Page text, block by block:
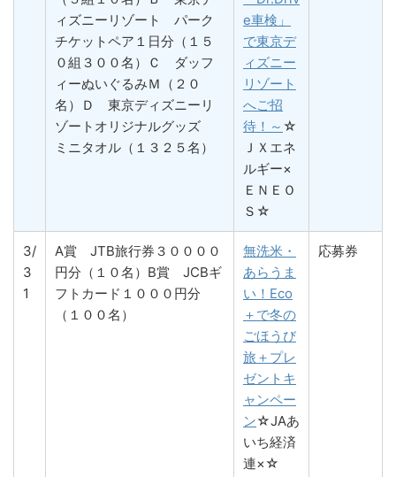
ィズニーリゾート パーク
チケットペア１日分（１５
０組３００名）Ｃ ダッフ
ィーぬいぐるみＭ（２０
名）Ｄ 東京ディズニーリ
ゾートオリジナルグッズ
ミニタオル（１３２５名）
e車検」
で東京デ
ィズニー
リゾート
へご招
待！～ ☆
ＪＸエネ
ルギー×
ＥＮＥＯ
Ｓ☆
3/
3
1
A賞 JTB旅行券３００００
円分（１０名）B賞 JCBギ
フトカード１０００円分
（１００名）
無洗米・
あらうま
い！Eco
＋で冬の
ごほうび
旅＋プレ
ゼントキ
ャンペー
ン☆JAあ
いち経済
連×☆
応募券